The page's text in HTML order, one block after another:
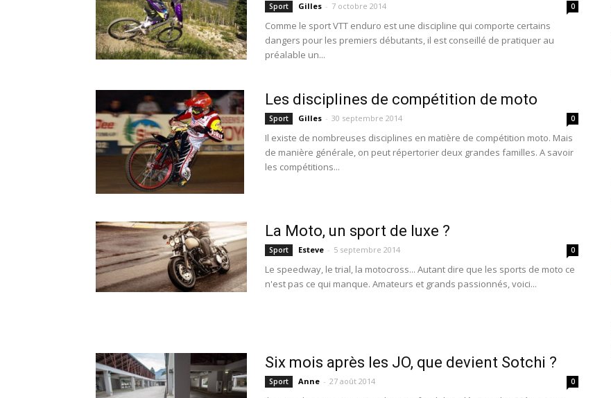
Sport Gilles - 7 octobre 2014 0
Comme le sport VTT enduro est une discipline qui comporte certains
dangers pour les premiers débutants, il est conseillé de pratiquer au
préalable un...
Les disciplines de compétition de moto
Sport Gilles - 30 septembre 2014 0
Il existe de nombreuses disciplines en matière de compétition moto. Mais
de manière générale, on peut répertorier deux grandes familles. A savoir
les compétitions...
La Moto, un sport de luxe ?
Sport Esteve - 5 septembre 2014 0
Le speedway, le trial, la motocross... Autant dire que les sports de moto ce
n'est pas ce qui manque. Amateurs et grands passionnés, voici...
Six mois après les JO, que devient Sotchi ?
Sport Anne - 27 août 2014 0